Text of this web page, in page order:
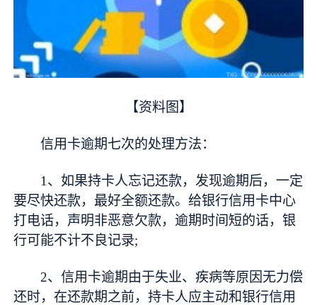
【资料图】
信用卡逾期七次的处理方法：
1、如果持卡人忘记还款，发现逾期后，一定
要尽快还款，最好全额还款。给银行信用卡中心
打电话，声明非恶意欠款，逾期时间短的话，银
行可能不计不良记录;
2、信用卡逾期由于失业、疾病等原因无力偿
还时，在还款期之前，持卡人应主动和银行信用